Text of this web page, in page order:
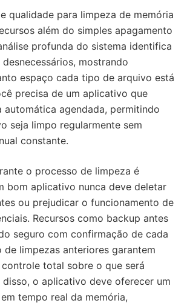
qualidade para limpeza de memória
além do simples apagamento
profunda do sistema identifica
mostrando
espaço cada tipo de arquivo está
precisa de um aplicativo que
automática agendada, permitindo
seja limpo regularmente sem
constante.
o processo de limpeza é
bom aplicativo nunca deve deletar
ou prejudicar o funcionamento de
Recursos como backup antes
seguro com confirmação de cada
limpezas anteriores garantem
total sobre o que será
disso, o aplicativo deve oferecer um
tempo real da memória,